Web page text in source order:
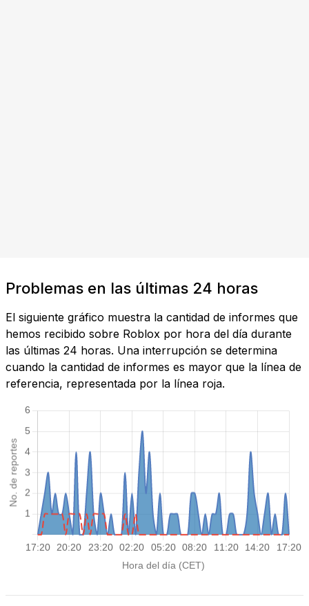
Problemas en las últimas 24 horas
El siguiente gráfico muestra la cantidad de informes que
hemos recibido sobre Roblox por hora del día durante
las últimas 24 horas. Una interrupción se determina
cuando la cantidad de informes es mayor que la línea de
referencia, representada por la línea roja.